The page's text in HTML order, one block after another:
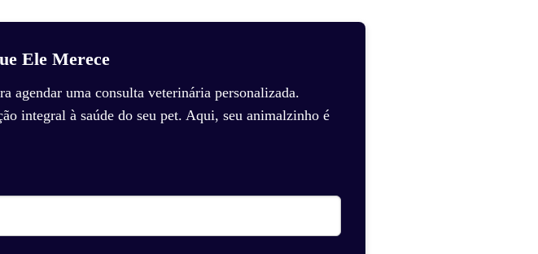
Ele Merece
agendar uma consulta veterinária personalizada.
integral à saúde do seu pet. Aqui, seu animalzinho é